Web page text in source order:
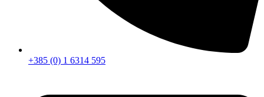
+385 (0) 1 6314 595